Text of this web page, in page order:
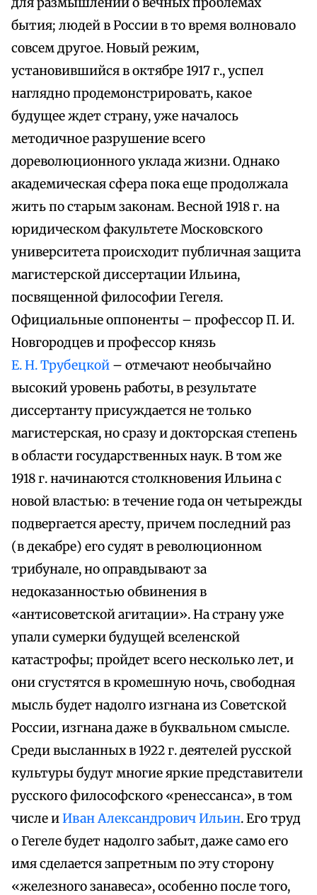
бытия; людей в России в то время волновало
совсем другое. Новый режим,
установившийся в октябре 1917 г., успел
наглядно продемонстрировать, какое
будущее ждет страну, уже началось
методичное разрушение всего
дореволюционного уклада жизни. Однако
академическая сфера пока еще продолжала
жить по старым законам. Весной 1918 г. на
юридическом факультете Московского
университета происходит публичная защита
магистерской диссертации Ильина,
посвященной философии Гегеля.
Официальные оппоненты – профессор П. И.
Новгородцев и профессор князь
Е. Н. Трубецкой – отмечают необычайно
высокий уровень работы, в результате
диссертанту присуждается не только
магистерская, но сразу и докторская степень
в области государственных наук. В том же
1918 г. начинаются столкновения Ильина с
новой властью: в течение года он четырежды
подвергается аресту, причем последний раз
(в декабре) его судят в революционном
трибунале, но оправдывают за
недоказанностью обвинения в
«антисоветской агитации». На страну уже
упали сумерки будущей вселенской
катастрофы; пройдет всего несколько лет, и
они сгустятся в кромешную ночь, свободная
мысль будет надолго изгнана из Советской
России, изгнана даже в буквальном смысле.
Среди высланных в 1922 г. деятелей русской
культуры будут многие яркие представители
русского философского «ренессанса», в том
числе иИван Александрович Ильин. Его труд
о Гегеле будет надолго забыт, даже само его
имя сделается запретным по эту сторону
«железного занавеса», особенно после того,